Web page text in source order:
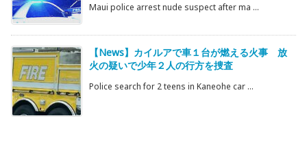
Maui police arrest nude suspect after ma ...
【News】カイルアで車１台が燃える火事 放
火の疑いで少年２人の行方を捜査
Police search for 2 teens in Kaneohe car ...